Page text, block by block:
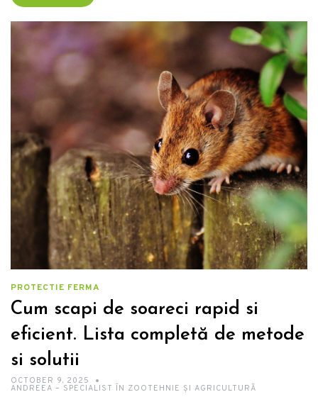
pentru calitatea serviciilor.
PROTECTIE FERMA
Cum scapi de soareci rapid si
eficient. Lista completă de metode
si solutii
OCTOBER 9, 2025
ANDREEA – SPECIALIST ÎN ZOOTEHNIE ȘI AGRICULTURĂ